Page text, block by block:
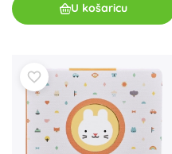
U košaricu